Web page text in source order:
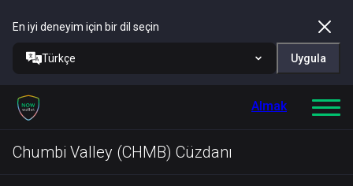
En iyi deneyim için bir dil seçin
Türkçe Uygula
Almak
Chumbi Valley (CHMB) Cüzdanı